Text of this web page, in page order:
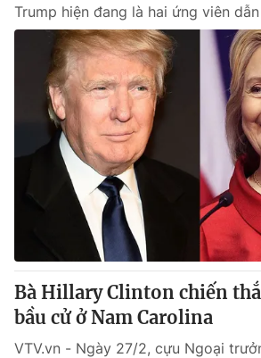
Trump hiện đang là hai ứng viên
Bà Hillary Clinton chiến
bầu cử ở Nam Carolina
VTV.vn - Ngày 27/2, cựu Ngoại